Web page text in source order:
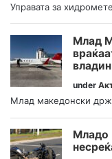
Управата за
Млад
under
Млад македонски
Младо